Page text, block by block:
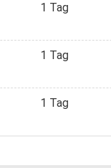
1 Tag
1 Tag
1 Tag